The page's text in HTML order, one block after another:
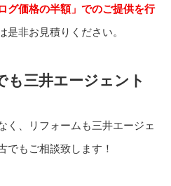
グ価格の半額」でのご提供を行
是非お見積りください。
も三井エージェント
く、リフォームも三井エージェ
でもご相談致します！